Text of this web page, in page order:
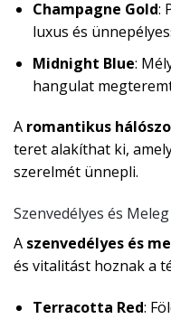
Champagne Gold:
luxus és
Midnight Blue:
hangulat
A romantikus
teret alakíthat ki,
szerelmét ünnepli.
Szenvedélyes és
A szenvedélyes és
és vitalitást hoznak a
Terracotta Red: